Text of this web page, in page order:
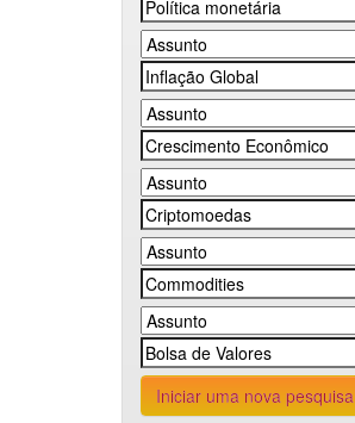
Iniciar uma nova pesquisa